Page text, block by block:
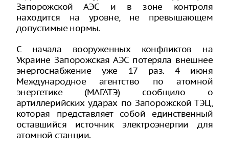
Запорожской АЭС и в зоне контроля
находится на уровне, не превышающем
допустимые нормы.
С начала вооруженных конфликтов на
Украине Запорожская АЭС потеряла внешнее
энергоснабжение уже 17 раз. 4 июня
Международное агентство по атомной
энергетике (МАГАТЭ) сообщило о
артиллерийских ударах по Запорожской ТЭЦ,
которая представляет собой единственный
оставшийся источник электроэнергии для
атомной станции.